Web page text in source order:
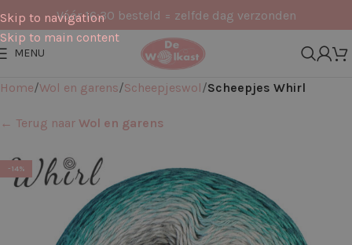
Skip to navigation
Skip to main content
Vóór 16:30 besteld = zelfde dag verzonden
MENU
Home Wol en garens Scheepjeswol Scheepjes Whirl
← Terug naar Wol en garens
-14%